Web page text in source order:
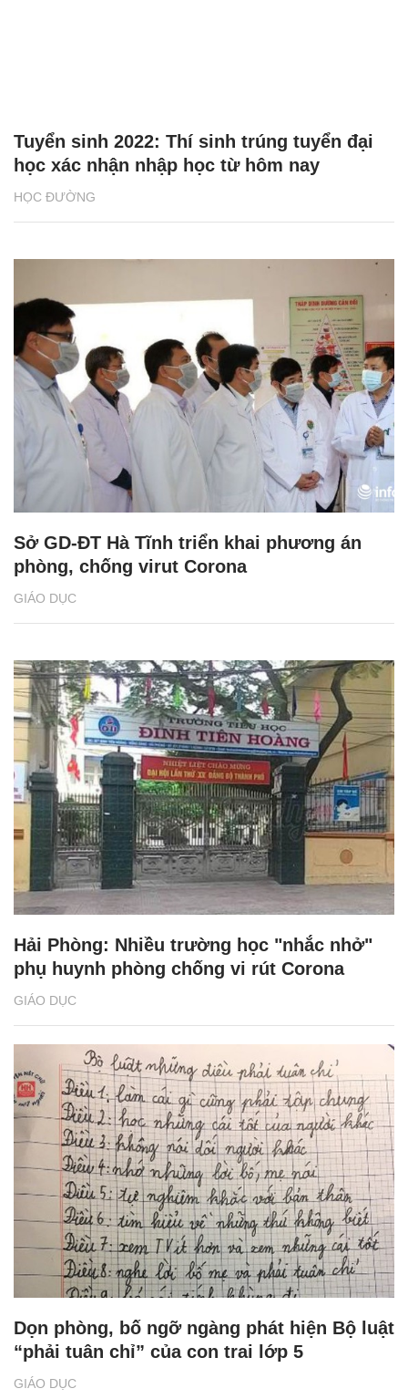
HỌC ĐƯỜNG
Tuyển sinh 2022: Thí sinh trúng tuyển đại
học xác nhận nhập học từ hôm nay
GIÁO DỤC
Sở GD-ĐT Hà Tĩnh triển khai phương án
phòng, chống virut Corona
GIÁO DỤC
Hải Phòng: Nhiều trường học "nhắc nhở"
phụ huynh phòng chống vi rút Corona
GIÁO DỤC
Dọn phòng, bố ngỡ ngàng phát hiện Bộ luật
“phải tuân chỉ” của con trai lớp 5